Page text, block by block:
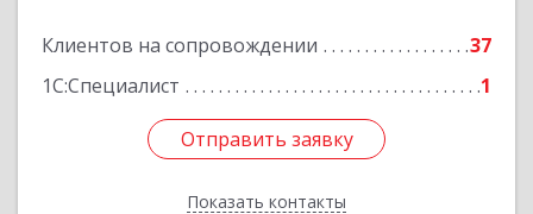
Клиентов на сопровождении
37
1С:Специалист
1
Отправить заявку
Показать контакты
Подробнее
Отправить заявку
Назад